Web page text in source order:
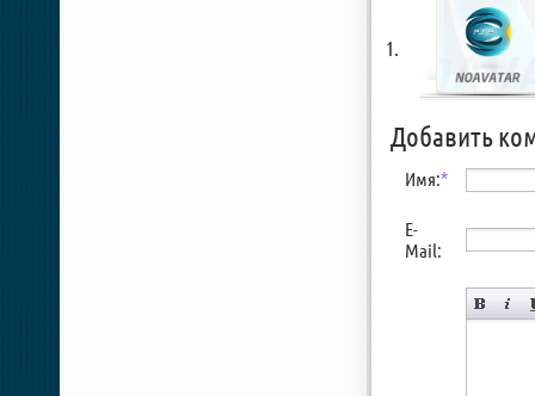
Добавить
Имя:*
E-
Mail: